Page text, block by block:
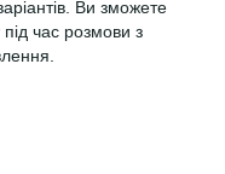
Ви зможете
під час розмови з